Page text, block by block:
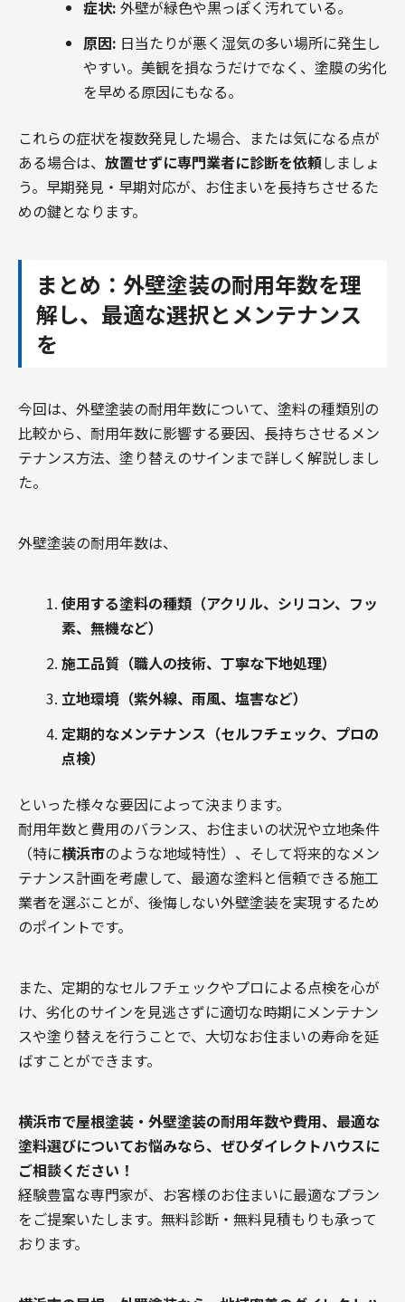
症状: 外壁が緑色や黒っぽく汚れている。
原因: 日当たりが悪く湿気の多い場所に発生し
やすい。美観を損なうだけでなく、塗膜の劣化
を早める原因にもなる。
これらの症状を複数発見した場合、または気になる点が
ある場合は、 放置せずに専門業者に診断を依頼しましょ
う。早期発見・早期対応が、お住まいを長持ちさせるた
めの鍵となります。
まとめ：外壁塗装の耐用年数を理
解し、最適な選択とメンテナンス
を
今回は、外壁塗装の耐用年数について、塗料の種類別の
比較から、耐用年数に影響する要因、長持ちさせるメン
テナンス方法、塗り替えのサインまで詳しく解説しまし
た。
外壁塗装の耐用年数は、
使用する塗料の種類（アクリル、シリコン、フッ
素、無機など）
施工品質（職人の技術、丁寧な下地処理）
立地環境（紫外線、雨風、塩害など）
定期的なメンテナンス（セルフチェック、プロの
点検）
といった様々な要因によって決まります。
耐用年数と費用のバランス、お住まいの状況や立地条件
（特に横浜市のような地域特性）、そして将来的なメン
テナンス計画を考慮して、最適な塗料と信頼できる施工
業者を選ぶことが、後悔しない外壁塗装を実現するため
のポイントです。
また、定期的なセルフチェックやプロによる点検を心が
け、劣化のサインを見逃さずに適切な時期にメンテナン
スや塗り替えを行うことで、大切なお住まいの寿命を延
ばすことができます。
横浜市で屋根塗装・外壁塗装の耐用年数や費用、最適な
塗料選びについてお悩みなら、ぜひダイレクトハウスに
ご相談ください！
経験豊富な専門家が、お客様のお住まいに最適なプラン
をご提案いたします。無料診断・無料見積もりも承って
おります。